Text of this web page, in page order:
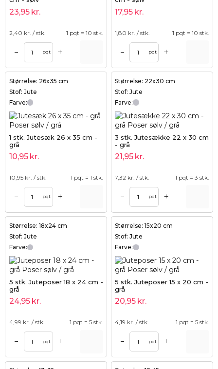
23,95 kr.
2,40 kr. / stk. 1 pqt = 10 stk.
– pqt +
17,95 kr.
1,80 kr. / stk. 1 pqt = 10 stk.
– pqt +
Størrelse: 26x35 cm
Stof: Jute
Farve:
1 stk. Jutesæk 26 x 35 cm -
grå
10,95 kr.
10,95 kr. / stk. 1 pqt = 1 stk.
– pqt +
Størrelse: 22x30 cm
Stof: Jute
Farve:
3 stk. Jutesække 22 x 30 cm
- grå
21,95 kr.
7,32 kr. / stk. 1 pqt = 3 stk.
– pqt +
Størrelse: 18x24 cm
Stof: Jute
Farve:
5 stk. Juteposer 18 x 24 cm -
grå
24,95 kr.
4,99 kr. / stk. 1 pqt = 5 stk.
– pqt +
Størrelse: 15x20 cm
Stof: Jute
Farve:
5 stk. Juteposer 15 x 20 cm -
grå
20,95 kr.
4,19 kr. / stk. 1 pqt = 5 stk.
– pqt +